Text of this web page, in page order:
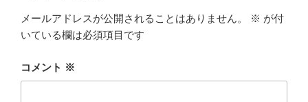
メールアドレスが公開されることはありません。 ※ が付
いている欄は必須項目です
コメント ※